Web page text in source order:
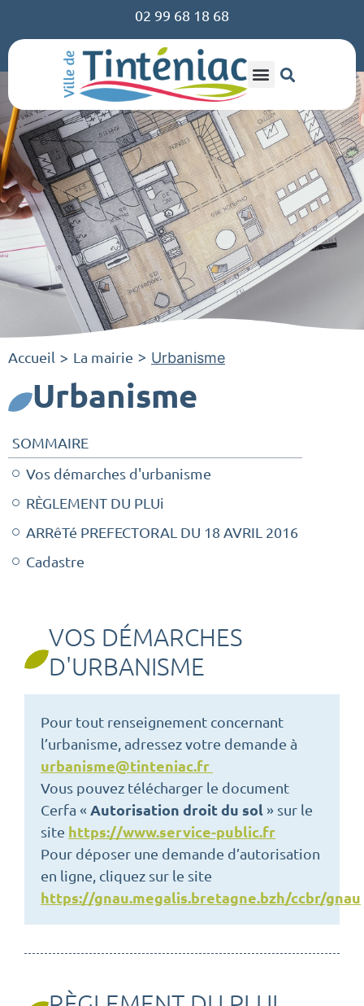
02 99 68 18 68
Accueil > La mairie > Urbanisme
Urbanisme
SOMMAIRE
Vos démarches d'urbanisme
RÈGLEMENT DU PLUi
ARRêTé PREFECTORAL DU 18 AVRIL 2016
Cadastre
VOS DÉMARCHES
D'URBANISME
Pour tout renseignement concernant
l’urbanisme, adressez votre demande à
urbanisme@tinteniac.fr
Vous pouvez télécharger le document
Cerfa « Autorisation droit du sol » sur le
site https://www.service-public.fr
Pour déposer une demande d’autorisation
en ligne, cliquez sur le site
https://gnau.megalis.bretagne.bzh/ccbr/gnau